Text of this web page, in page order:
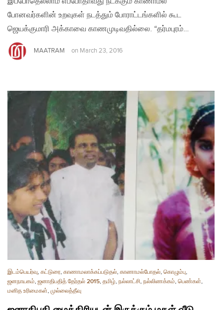
போனவர்களின் உறவுகள் நடத்தும் போராட்டங்களில் கூட
ஜெயக்குமாரி அக்காவை காணமுடிவதில்லை. “தர்மபுரம்…
MAATRAM on March 23, 2016
இடம்பெயர்வு, கட்டுரை, காணாமலாக்கப்படுதல், காணாமல்போதல், கொழும்பு,
ஜனநாயகம், ஜனாதிபதித் தேர்தல் 2015, தமிழ், நல்லாட்சி, நல்லிணக்கம், பெண்கள்,
மனித உரிமைகள், முல்லைத்தீவு